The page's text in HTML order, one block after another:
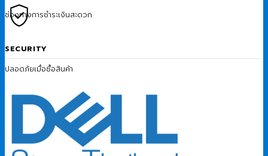
ช่องทางการชำระเงินสะดวก
SECURITY
ปลอดภัยเมื่อซื้อสินค้า